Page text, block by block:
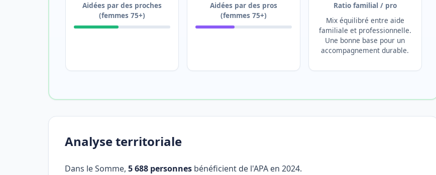
Aidées par des proches
(femmes 75+)
Aidées par des pros
(femmes 75+)
Ratio familial / pro
Mix équilibré entre aide
familiale et professionnelle.
Une bonne base pour un
accompagnement durable.
Analyse territoriale
Dans le Somme, 5 688 personnes bénéficient de l'APA en 2024.